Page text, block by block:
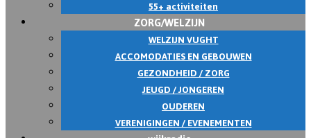
55+ activiteiten
ZORG/WELZIJN
WELZIJN VUGHT
ACCOMODATIES EN GEBOUWEN
GEZONDHEID / ZORG
JEUGD / JONGEREN
OUDEREN
VERENIGINGEN / EVENEMENTEN